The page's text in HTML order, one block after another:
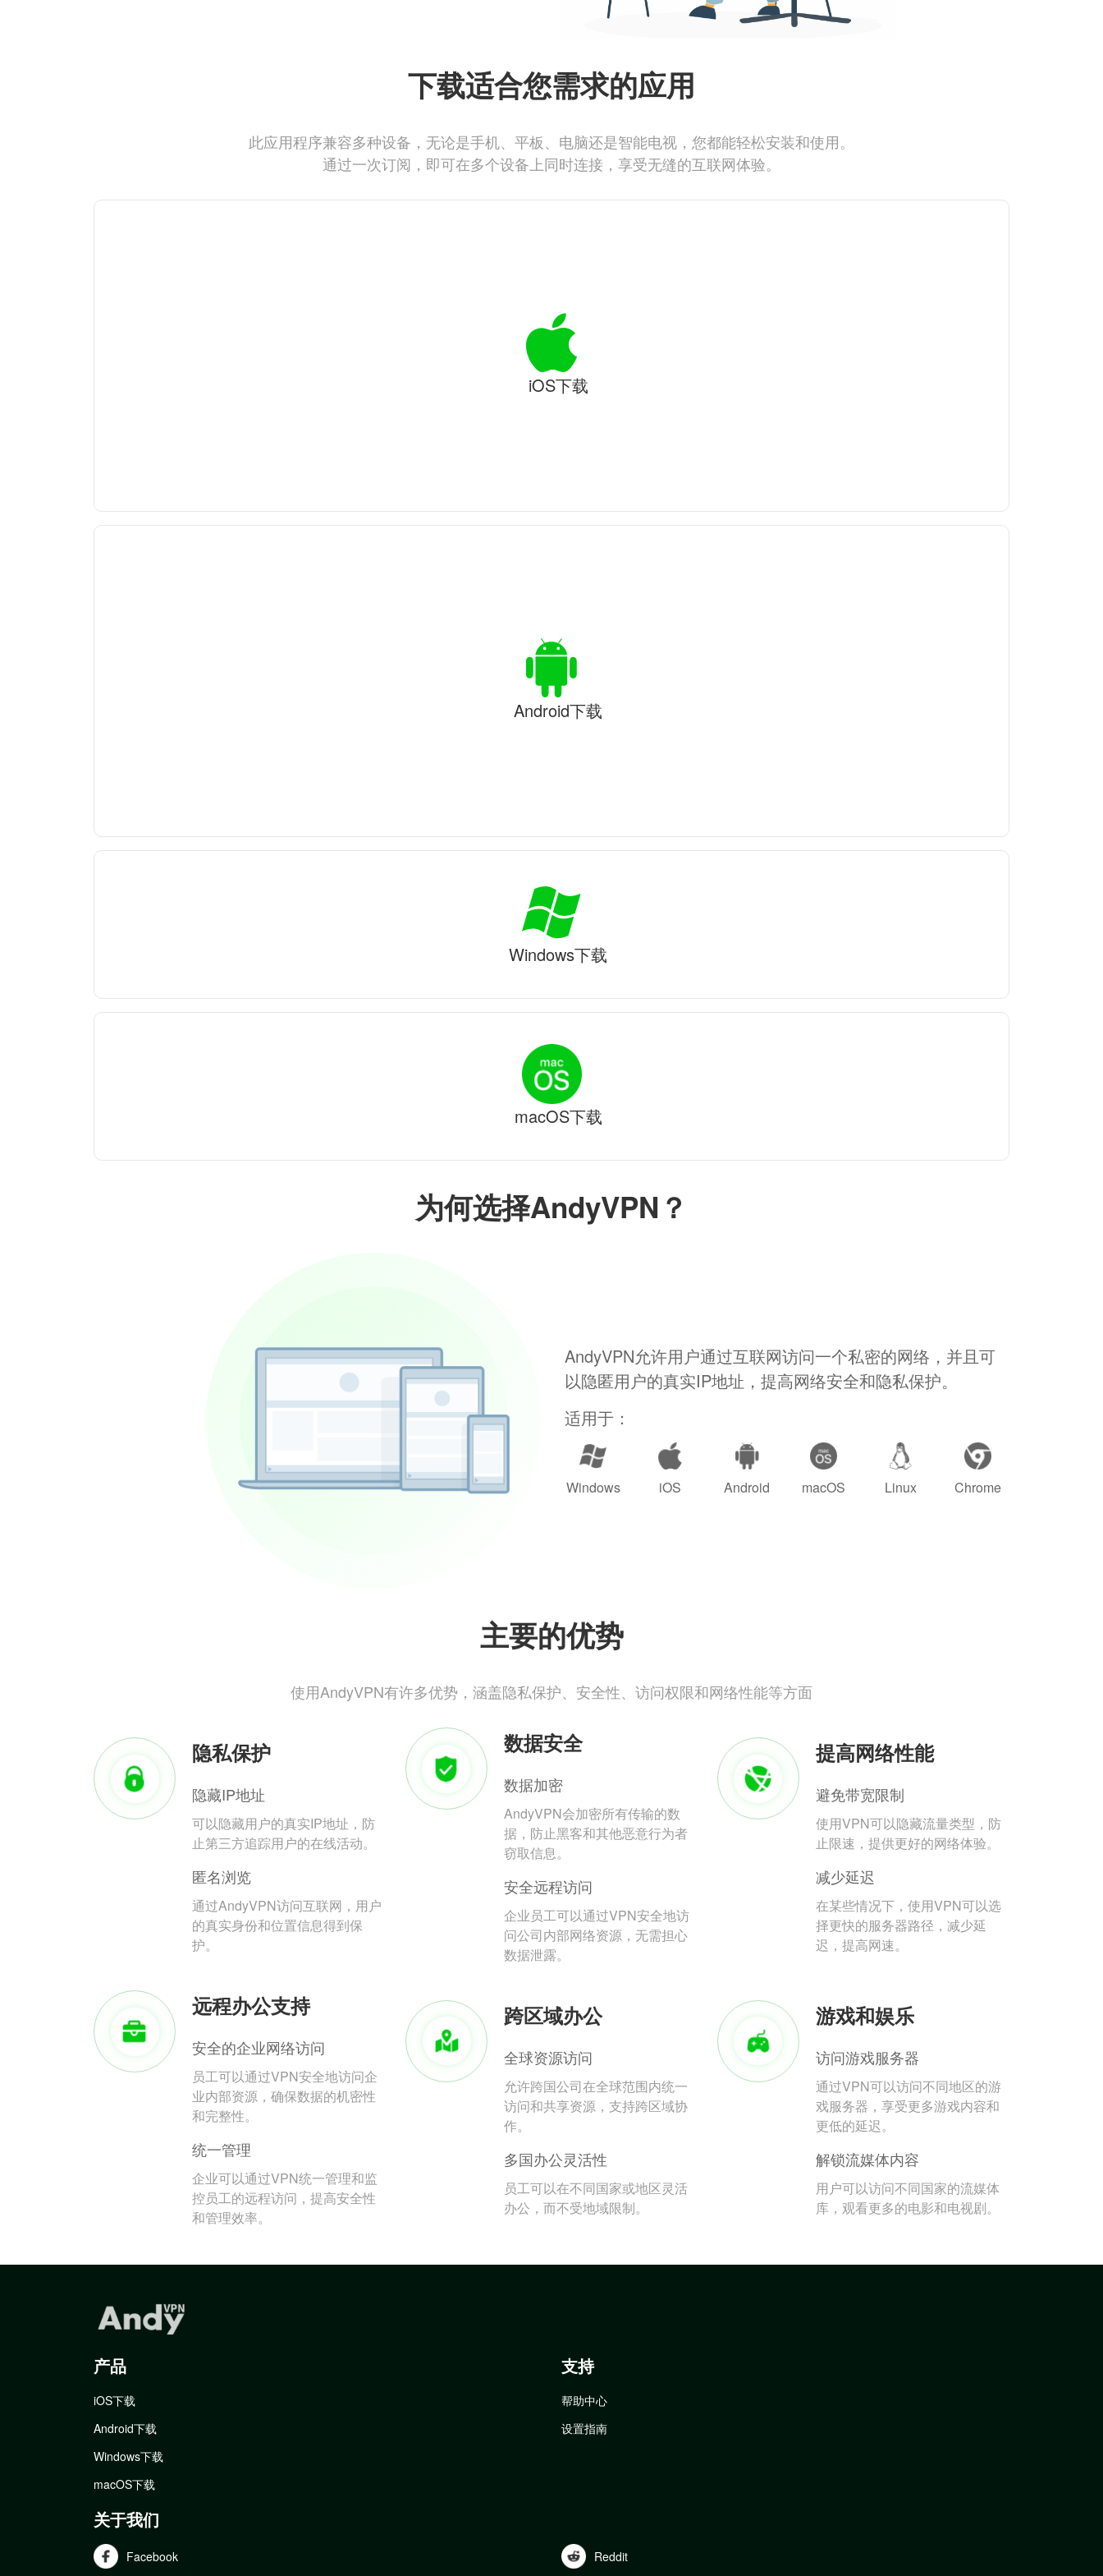
为何选择AndyVPN？
AndyVPN允许用户通过互联网访问一个私密的网络，并且可
以隐匿用户的真实IP地址，提高网络安全和隐私保护。
适用于：
Windows iOS Android macOS Linux Chrome
主要的优势
使用AndyVPN有许多优势，涵盖隐私保护、安全性、访问权限和网络性能等方面
隐私保护
隐藏IP地址
可以隐藏用户的真实IP地址，防
止第三方追踪用户的在线活动。
匿名浏览
通过AndyVPN访问互联网，用户
的真实身份和位置信息得到保
护。
数据安全
数据加密
AndyVPN会加密所有传输的数
据，防止黑客和其他恶意行为者
窃取信息。
安全远程访问
企业员工可以通过VPN安全地访
问公司内部网络资源，无需担心
数据泄露。
提高网络性能
避免带宽限制
使用VPN可以隐藏流量类型，防
止限速，提供更好的网络体验。
减少延迟
在某些情况下，使用VPN可以选
择更快的服务器路径，减少延
迟，提高网速。
远程办公支持
安全的企业网络访问
员工可以通过VPN安全地访问企
业内部资源，确保数据的机密性
和完整性。
统一管理
企业可以通过VPN统一管理和监
控员工的远程访问，提高安全性
和管理效率。
跨区域办公
全球资源访问
允许跨国公司在全球范围内统一
访问和共享资源，支持跨区域协
作。
多国办公灵活性
员工可以在不同国家或地区灵活
办公，而不受地域限制。
游戏和娱乐
访问游戏服务器
通过VPN可以访问不同地区的游
戏服务器，享受更多游戏内容和
更低的延迟。
解锁流媒体内容
用户可以访问不同国家的流媒体
库，观看更多的电影和电视剧。
下载适合您需求的应用
此应用程序兼容多种设备，无论是手机、平板、电脑还是智能电视，您都能轻松安装和使用。
通过一次订阅，即可在多个设备上同时连接，享受无缝的互联网体验。
iOS下载
Android下载
Windows下载
macOS下载
产品
iOS下载
Android下载
Windows下载
macOS下载
支持
帮助中心
设置指南
关于我们
Facebook Reddit